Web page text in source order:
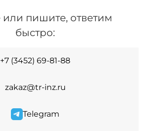
или пишите, ответим
быстро:
+7 (3452) 69-81-88
zakaz@tr-inz.ru
Telegram